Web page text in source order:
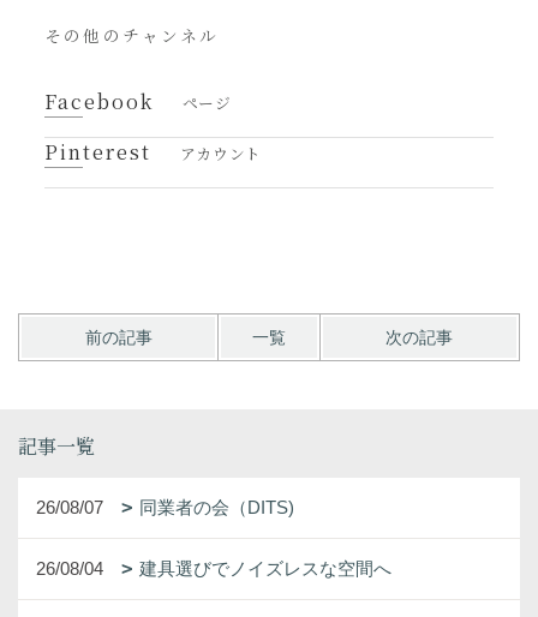
その他のチャンネル
Facebook ページ
Pinterest アカウント
前の記事 一覧 次の記事
記事一覧
26/08/07 同業者の会（DITS)
26/08/04 建具選びでノイズレスな空間へ